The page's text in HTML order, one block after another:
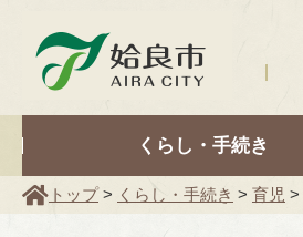
くらし・手続き
トップ> くらし・手続き > 育児 >